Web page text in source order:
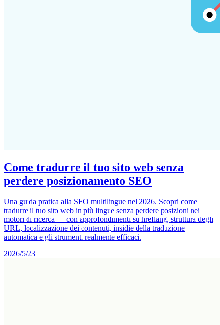
Come tradurre il tuo sito web senza
perdere posizionamento SEO
Una guida pratica alla SEO multilingue nel 2026. Scopri come
tradurre il tuo sito web in più lingue senza perdere posizioni nei
motori di ricerca — con approfondimenti su hreflang, struttura degli
URL, localizzazione dei contenuti, insidie della traduzione
automatica e gli strumenti realmente efficaci.
2026/5/23